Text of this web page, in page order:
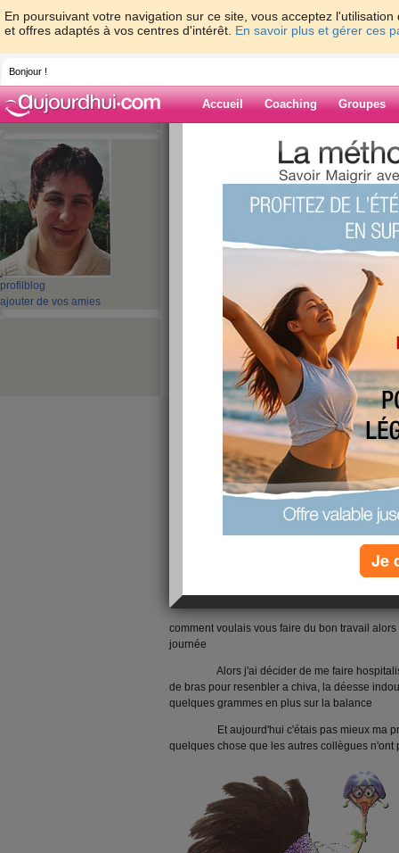
En poursuivant votre navigation sur ce site, vous acceptez
et offres adaptés à vos centres d'intérêt. En savoir plus et gérer ces
Bonjour !
Accueil Coaching Groupes
profil blog
ajouter de vos amies
> > ras-la-
Blog de francofil
ras-la-casquette
Bonsoir
j'ai repris mon travail aprés une
plein et les collègues énervés, nous avons
repas n'étais pas encore servis et voilà t'y pas
pansements en temps et en heures
comment voulais vous faire du bon travail
journée
Alors j'ai décider de me faire
de bras pour resenbler a chiva, la déesse
quelques grammes en plus sur la balance
Et aujourd'hui c'étais pas mieux ma
quelques chose que les autres collègues n'ont
Je